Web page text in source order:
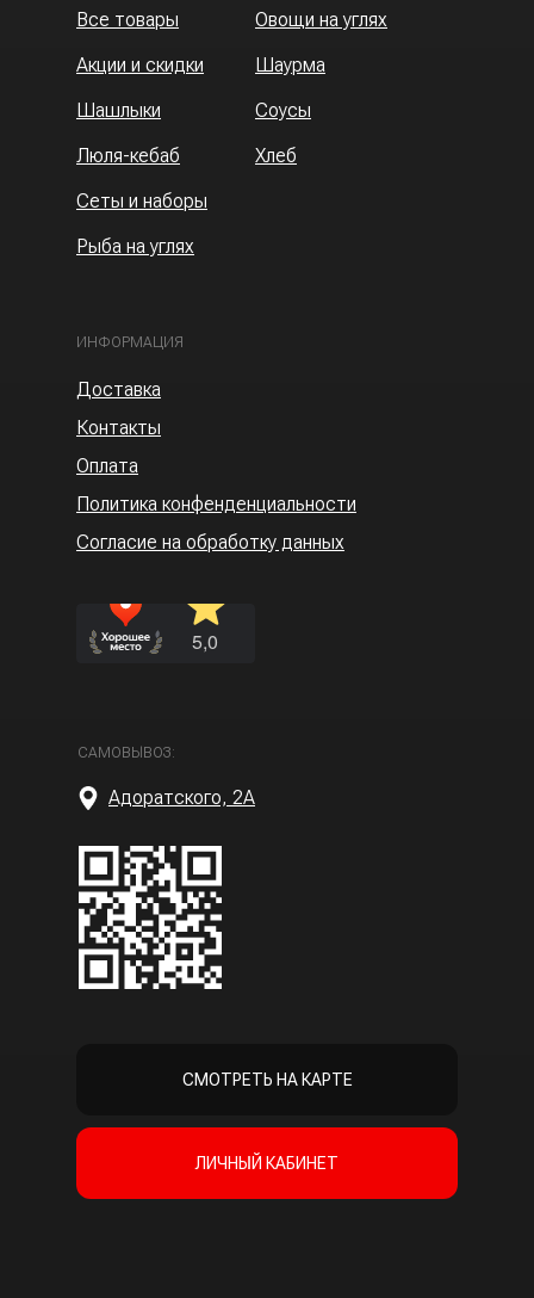
Рыба на углях
Люля-кебаб
Акции и скидки
Шашлыки
Сеты и наборы
Соусы
Шаурма
Овощи на углях
Хлеб
ИНФОРМАЦИЯ
Согласие на обработку данных
Доставка
Политика конфенденциальности
Все товары
САМОВЫВОЗ:
СМОТРЕТЬ НА КАРТЕ
ЛИЧНЫЙ КАБИНЕТ
Оплата
Контакты
Адоратского, 2А